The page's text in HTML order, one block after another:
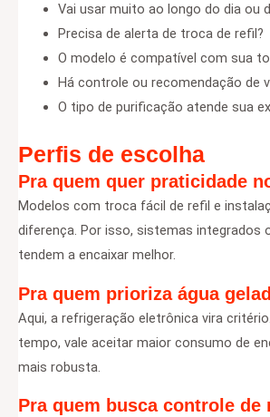
Vai usar muito ao longo do dia ou
Precisa de alerta de troca de refil?
O modelo é compatível com sua
Há controle ou recomendação de
O tipo de purificação atende sua
Perfis de escolha
Pra quem quer praticidade
Modelos com troca fácil de refil e
diferença. Por isso, sistemas integrados
tendem a encaixar melhor.
Pra quem prioriza água
Aqui, a refrigeração eletrônica vira
tempo, vale aceitar maior consumo de
mais robusta.
Pra quem busca controle de